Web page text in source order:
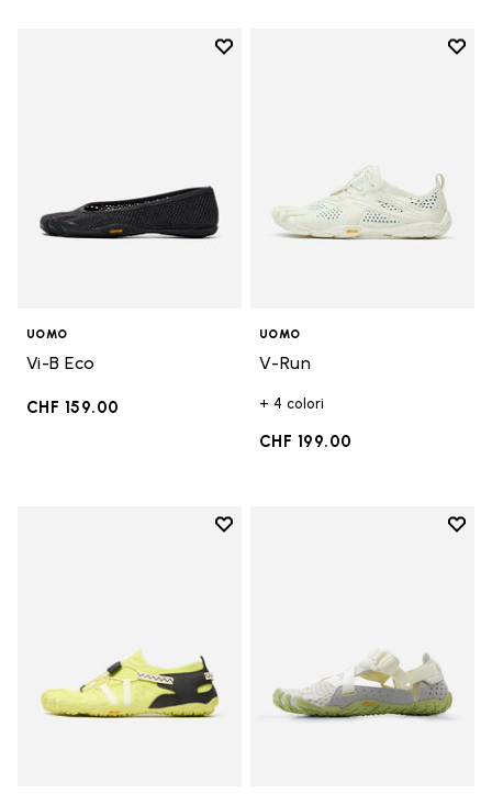
Add to wishlist
UOMO
Vi-B Eco
CHF 159.00
Add
UOMO
V-Run
+ 4 colori
CHF 199.00
Add to wishlist
Add